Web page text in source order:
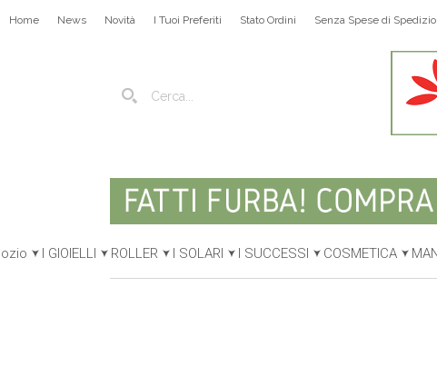
Home News Novità I Tuoi Preferiti Stato Ordini Senza Spese di
I GIOIELLI ROLLER I SOLARI I SUCCESSI COSMETICA